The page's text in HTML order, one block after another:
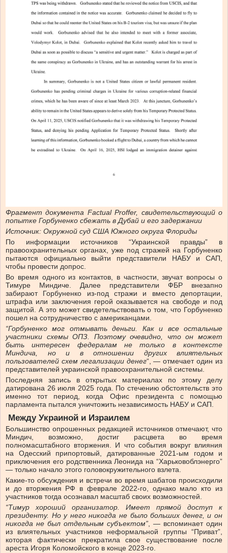
Фрагмент документа Factual Proffer, свидетельствующий о
попытке Горбуненко сбежать в Дубай и его задержании
Источник: Окружной суд США Южного округа Флориды
По информации источников “Украинской правды” в
правоохранительных органах, уже под стражей на Горбуненко
пытаются официально выйти представители НАБУ и САП,
чтобы провести допрос.
Во время одного из контактов, в частности, звучат вопросы о
Тимуре Миндиче. Далее представители ФБР внезапно
забирают Горбуненко из-под стражи и вместо депортации,
штрафа или заключения герой оказывается на свободе и под
защитой. А это может свидетельствовать о том, что Горбуненко
пошел на сотрудничество с американцами.
“Горбуненко мог отмывать деньги. Как и все остальные
участники схемы ОПЗ. Поэтому очевидно, что он может
быть интересен федералам не только в контексте
Миндича, но и в отношении других влиятельных
пользователей схем легализации денег“, — отмечает один из
представителей украинской правоохранительной системы.
Последняя запись в открытых материалах по этому делу
датирована 26 июля 2025 года. По стечению обстоятельств это
именно тот период, когда Офис президента с помощью
парламента пытался уничтожить независимость НАБУ и САП.
Между Украиной и Израилем
Большинство опрошенных редакцией источников отмечают, что
Миндич, возможно, достиг расцвета во время
полномасштабного вторжения. И что события вокруг влияния
на Одесский припортовый, датированные 2021-ым годом и
приключения его родственника Леонида на “Харьковоблэнерго”
— только начало этого головокружительного взлета.
Какие-то обсуждения и встречи во время шабатов происходили
и до вторжения РФ в феврале 2022-го, однако мало кто из
участников тогда осознавал масштаб своих возможностей.
“Тимур хороший организатор. Имеет прямой доступ к
президенту. Но у него никогда не было больших денег, и он
никогда не был отдельным субъектом” , — вспоминает один
из влиятельных участников неформальной группы “Приват”,
которая фактически прекратила свое существование после
ареста Игоря Коломойского в конце 2023-го.